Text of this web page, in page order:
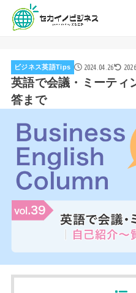
ビジネス英語Tips 2024.04.26
英語で会議・ミーティ
答まで